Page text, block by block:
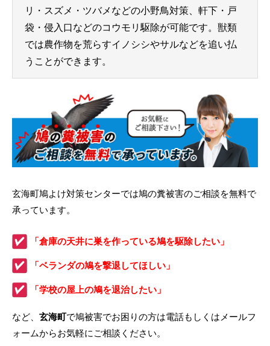
リ・スズメ・ツバメなどの小野鳥対策、軒下・戸
袋・侵入口などのコウモリ駆除が可能です。獣類
では農作物を荒らすイノシシやサルなどを追い払
うことができます。
玄海町鳩よけ対策センターでは鳩の糞被害のご相談を無料で
承っています。
「倉庫の天井に巣を作っている鳩を駆除したい」
「ベランダの鳩を撃退してほしい」
「学校の屋上の鳩を退治したい」
など、 玄海町で鳩被害でお困りの方は電話もしくはメールフ
ォームからお気軽にご相談ください。